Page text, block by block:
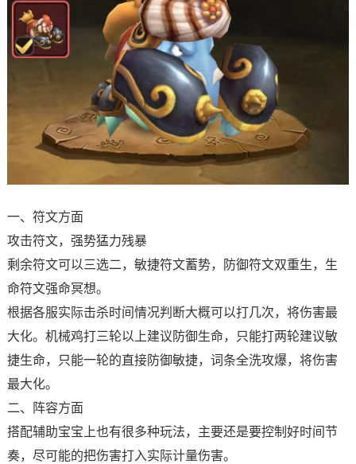
一、符文方面
攻击符文，强势猛力残暴
剩余符文可以三选二，敏捷符文蓄势，防御符文双重生，生
命符文强命冥想。
根据各服实际击杀时间情况判断大概可以打几次，将伤害最
大化。机械鸡打三轮以上建议防御生命，只能打两轮建议敏
捷生命，只能一轮的直接防御敏捷，词条全洗攻爆，将伤害
最大化。
二、阵容方面
搭配辅助宝宝上也有很多种玩法，主要还是要控制好时间节
奏，尽可能的把伤害打入实际计量伤害。